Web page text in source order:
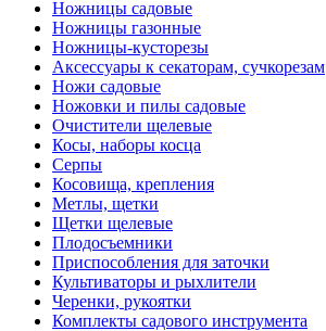
Ножницы садовые
Ножницы газонные
Ножницы-кусторезы
Аксессуары к секаторам, сучкорезам
Ножи садовые
Ножовки и пилы садовые
Очистители щелевые
Косы, наборы косца
Серпы
Косовища, крепления
Метлы, щетки
Щетки щелевые
Плодосъемники
Приспособления для заточки
Культиваторы и рыхлители
Черенки, рукоятки
Комплекты садового инструмента